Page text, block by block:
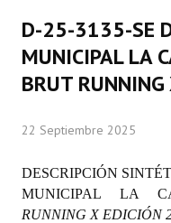
Integrantes del Concejo
Comisiones
Comisiones Especiales
Concejales Mandato
Programas
D-25-3135-SE
MUNICIPAL LA
BRUT
22 Septiembre 2025
DESCRIPCIÓN
MUNICIPAL LA
RUNNING X EDICIÓN